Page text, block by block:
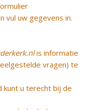
vul uw gegevens in.
is informatie
vragen) te
kunt u terecht bij de